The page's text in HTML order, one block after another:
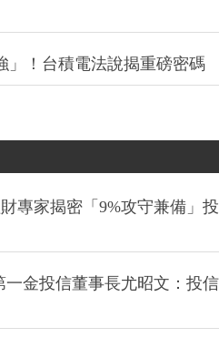
」！台積電法說揭重磅密碼
專家揭密「9%攻守兼備」投
一金投信董事長尤昭文：投信